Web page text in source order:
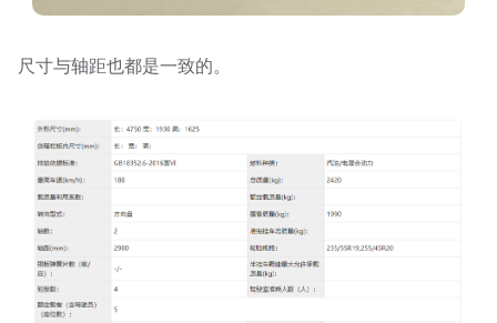
尺寸与轴距也都是一致的。